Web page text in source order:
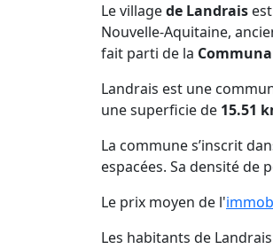
Le villagede Landrais
Nouvelle-Aquitaine,
fait parti de la
Landrais est une
une superficie de 15.51
La commune s’inscrit
espacées. Sa densité de
Le prix moyen de l'
Les habitants de